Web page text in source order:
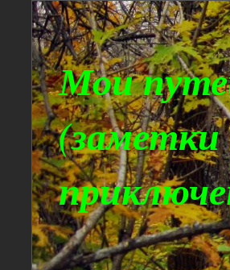
Мои
(заметки